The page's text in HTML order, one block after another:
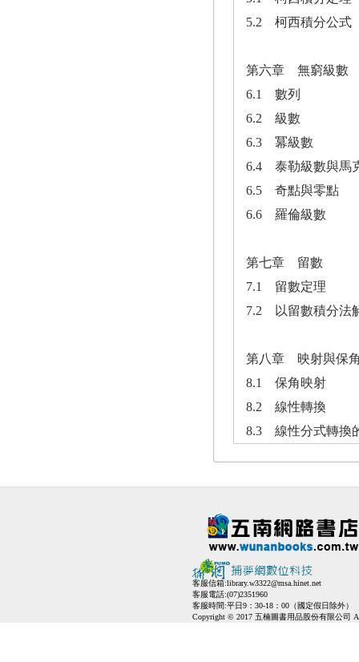
5.2 柯西積分公式
第六章 無窮級數
6.1 數列
6.2 級數
6.3 冪級數
6.4 泰勒級數與馬
6.5 奇點與零點
6.6 羅倫級數
第七章 留數
7.1 留數定理
7.2 以留數積分法
第八章 映射與保
8.1 保角映射
8.2 線性轉換
8.3 線性分式轉換
客服信箱:library.w3322@msa.hinet.net
客服電話:(07)2351960
客服時間:平日9：30-18：00（國定假日除外）
Copyright © 2017 五楠圖書用品股份有限公司